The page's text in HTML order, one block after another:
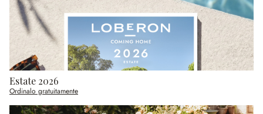
Estate 2026
Ordinalo gratuitamente